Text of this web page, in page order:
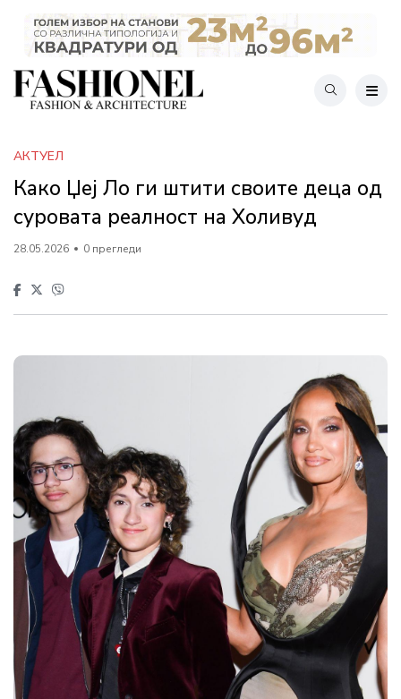
АКТУЕЛ
Како Џеј Ло ги штити своите деца од
суровата реалност на Холивуд
28.05.2026 0 прегледи